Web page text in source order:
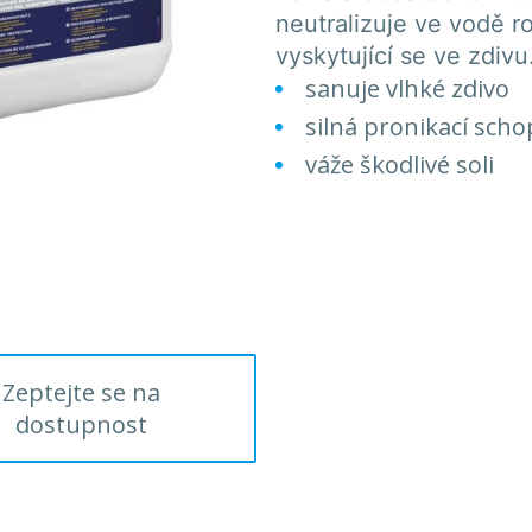
neutralizuje ve vodě
vyskytující se ve
sanuje vlhké zdivo
silná pronikací
váže škodlivé soli
Zeptejte se na
dostupnost